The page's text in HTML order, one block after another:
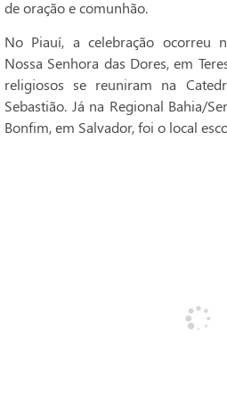
de oração e comunhão.
No Piauí, a celebração ocorreu
Nossa Senhora das Dores, em
religiosos se reuniram na
Sebastião. Já na Regional Bahia/
Bonfim, em Salvador, foi o local